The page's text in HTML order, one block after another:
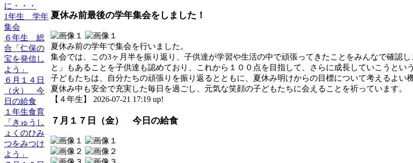
に・・・
1年生 学年
集会
６年生 総
合「仁保の
宝を発信し
よう」
６月１４日
（火） 今
日の給食
１年生食育
「きゅうし
ょくのひみ
つをみつけ
よう」
夏休み前最後の学年集会をしました！
夏休み前の学年で集会を行いました。
集会では、この3ヶ月半を振り返り、子供達が学習や生活の中で頑張ってきたことをみんなで確認
と」もあることを子供達も認めており、これから１００点を目指して、さらに成長していこうとい
子どもたちは、自分たちの頑張りを振り返るとともに、夏休み明けからの目標について考えるよい
夏休み中も安全で充実した毎日を過ごし、元気な笑顔の子どもたちに会えることを祈っています。
【４年生】 2026-07-21 17:19 up!
７月１７日（金） 今日の給食